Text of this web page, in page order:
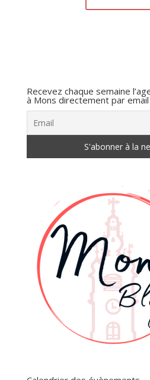
Recevez chaque semaine
à Mons directement par email